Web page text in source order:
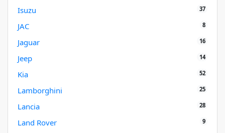
Isuzu 37
JAC 8
Jaguar 16
Jeep 14
Kia 52
Lamborghini 25
Lancia 28
Land Rover 9